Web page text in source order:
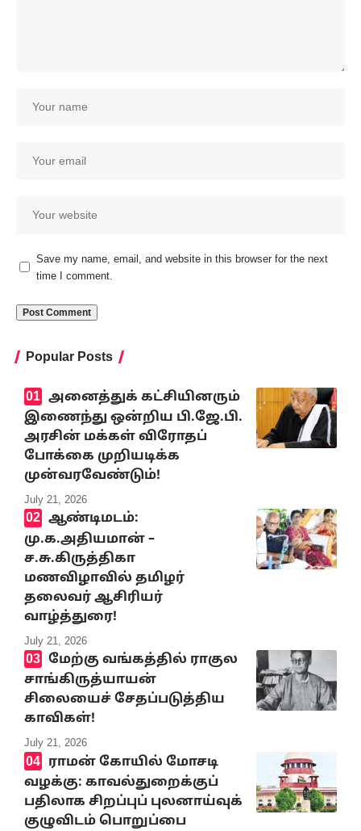
Save my name, email, and website in this browser for the next
time I comment.
Popular Posts
அனைத்துக் கட்சியினரும்
இணைந்து ஒன்றிய பி.ஜே.பி.
அரசின் மக்கள் விரோதப்
போக்கை முறியடிக்க
முன்வரவேண்டும்!
July 21, 2026
ஆண்டிமடம்:
மு.க.அதியமான் –
ச.சு.கிருத்திகா
மணவிழாவில் தமிழர்
தலைவர் ஆசிரியர்
வாழ்த்துரை!
July 21, 2026
மேற்கு வங்கத்தில் ராகுல
சாங்கிருத்யாயன்
சிலையைச் சேதப்படுத்திய
காவிகள்!
July 21, 2026
ராமன் கோயில் மோசடி
வழக்கு: காவல்துறைக்குப்
பதிலாக சிறப்புப் புலனாய்வுக்
குழுவிடம் பொறுப்பை